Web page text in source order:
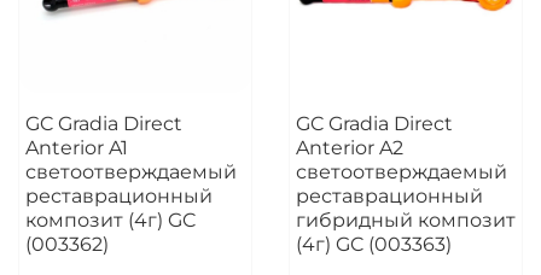
GC Gradia Direct
Anterior A1
светоотверждаемый
реставрационный
композит (4г) GC
(003362)
GC Gradia Direct
Anterior A2
светоотверждаемый
реставрационный
гибридный композит
(4г) GC (003363)